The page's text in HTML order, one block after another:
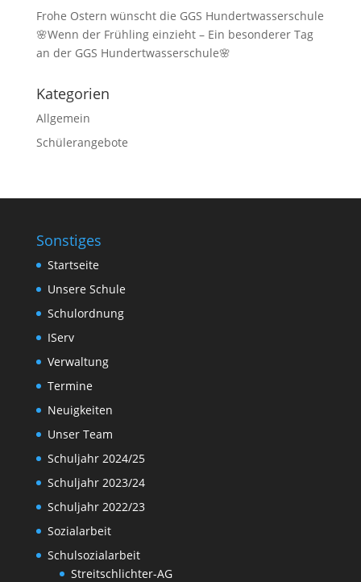
Frohe Ostern wünscht die GGS Hundertwasserschule
🌸Wenn der Frühling einzieht – Ein besonderer Tag
an der GGS Hundertwasserschule🌸
Kategorien
Allgemein
Schülerangebote
Sonstiges
Startseite
Unsere Schule
Schulordnung
IServ
Verwaltung
Termine
Neuigkeiten
Unser Team
Schuljahr 2024/25
Schuljahr 2023/24
Schuljahr 2022/23
Sozialarbeit
Schulsozialarbeit
Streitschlichter-AG